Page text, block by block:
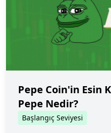
Pepe Coin'in Esin
Pepe Nedir?
Başlangıç Seviyesi